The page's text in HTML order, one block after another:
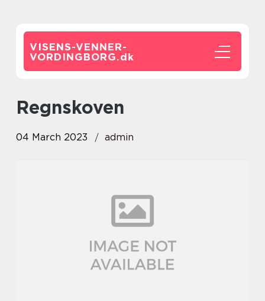
VISENS-VENNER-
VORDINGBORG.dk
regnskoven
04 March 2023 admin